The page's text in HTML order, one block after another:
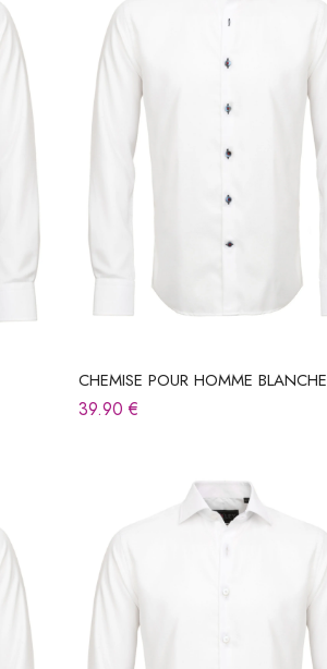
CHEMISE POUR HOMME BLANCHE
39.90€